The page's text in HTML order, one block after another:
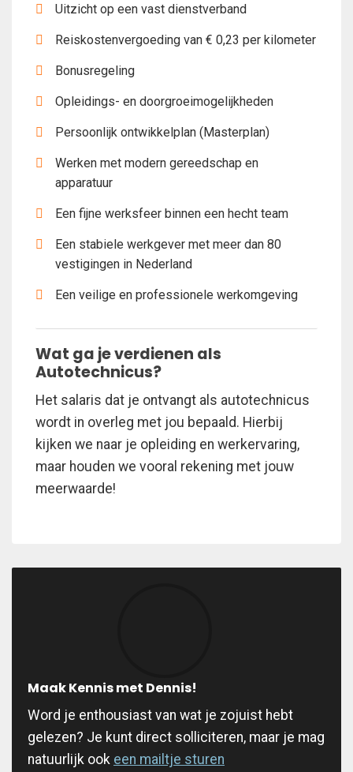
Uitzicht op een vast dienstverband
Reiskostenvergoeding van € 0,23 per kilometer
Bonusregeling
Opleidings- en doorgroeimogelijkheden
Persoonlijk ontwikkelplan (Masterplan)
Werken met modern gereedschap en
apparatuur
Een fijne werksfeer binnen een hecht team
Een stabiele werkgever met meer dan 80
vestigingen in Nederland
Een veilige en professionele werkomgeving
Wat ga je verdienen als
Autotechnicus?
Het salaris dat je ontvangt als autotechnicus
wordt in overleg met jou bepaald. Hierbij
kijken we naar je opleiding en werkervaring,
maar houden we vooral rekening met jouw
meerwaarde!
Maak Kennis met Dennis!
Word je enthousiast van wat je zojuist hebt
gelezen? Je kunt direct solliciteren, maar je mag
natuurlijk ook een mailtje sturen